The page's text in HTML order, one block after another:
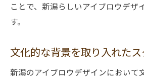
ことで、新潟らしいアイブロウデザ
す。
文化的な背景を取り入れた
新潟のアイブロウデザインにおいて